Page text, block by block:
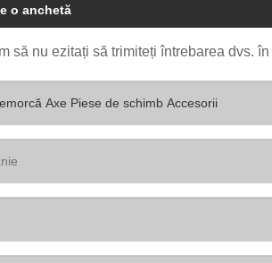
o anchetă
să nu ezitați să trimiteți întrebarea dvs.